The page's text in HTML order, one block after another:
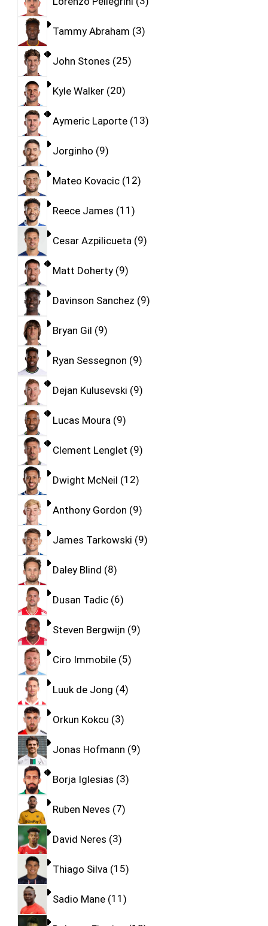
Tammy Abraham 3
John Stones 25
Kyle Walker 20
Aymeric Laporte 13
Jorginho 9
Mateo Kovacic 12
Reece James 11
Cesar Azpilicueta 9
Matt Doherty 9
Davinson Sanchez 9
Bryan Gil 9
Ryan Sessegnon 9
Dejan Kulusevski 9
Lucas Moura 9
Clement Lenglet 9
Dwight McNeil 12
Anthony Gordon 9
James Tarkowski 9
Daley Blind 8
Dusan Tadic 6
Steven Bergwijn 9
Ciro Immobile 5
Luuk de Jong 4
Orkun Kokcu 3
Jonas Hofmann 9
Borja Iglesias 3
Ruben Neves 7
David Neres 3
Thiago Silva 15
Sadio Mane 11